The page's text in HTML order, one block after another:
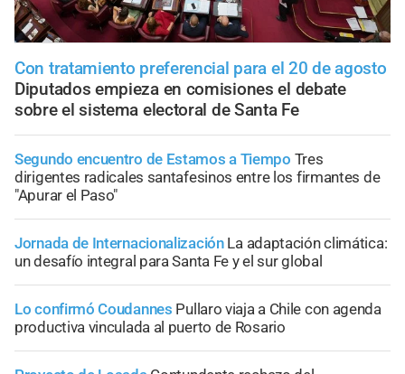
Con tratamiento preferencial para el 20 de agosto
Diputados empieza en comisiones el debate
sobre el sistema electoral de Santa Fe
Segundo encuentro de Estamos a Tiempo Tres
dirigentes radicales santafesinos entre los firmantes de
"Apurar el Paso"
Jornada de Internacionalización La adaptación climática:
un desafío integral para Santa Fe y el sur global
Lo confirmó Coudannes Pullaro viaja a Chile con agenda
productiva vinculada al puerto de Rosario